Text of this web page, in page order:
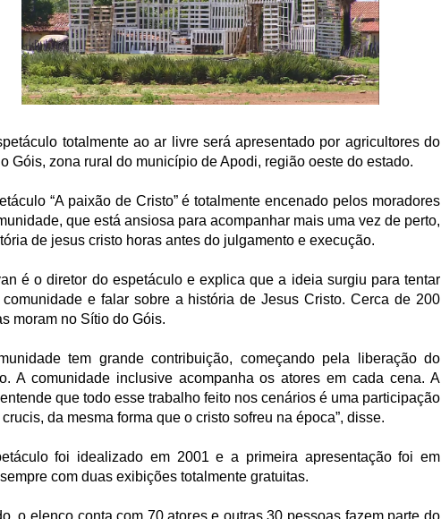
totalmente ao ar livre será apresentado por agricultores do
Góis, zona rural do município de Apodi, região oeste do estado.
“A paixão de Cristo” é totalmente encenado pelos moradores
que está ansiosa para acompanhar mais uma vez de perto,
de jesus cristo horas antes do julgamento e execução.
é o diretor do espetáculo e explica que a ideia surgiu para tentar
e falar sobre a história de Jesus Cristo. Cerca de 200
moram no Sítio do Góis.
tem grande contribuição, começando pela liberação do
A comunidade inclusive acompanha os atores em cada cena. A
que todo esse trabalho feito nos cenários é uma participação
da mesma forma que o cristo sofreu na época”, disse.
foi idealizado em 2001 e a primeira apresentação foi em
com duas exibições totalmente gratuitas.
o elenco conta com 70 atores e outras 30 pessoas fazem parte do